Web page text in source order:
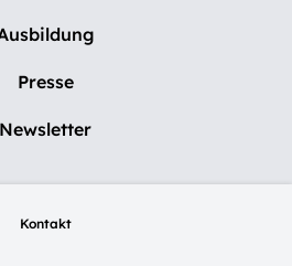
Presse
Newsletter
Kontakt